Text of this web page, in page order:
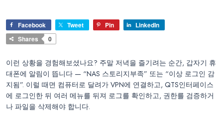
Facebook Tweet Pin
LinkedIn
Shares
0
이런 상황을 경험해보셨나요? 주말 저녁을 즐기려는 순간, 갑자기 휴
대폰에 알림이 뜹니다 — “NAS 스토리지부족” 또는 “이상 로그인 감
지됨”. 이럴 때면 컴퓨터로 달려가 VPN에 연결하고, QTS인터페이스
에 로그인한 뒤 여러 메뉴를 뒤져 로그를 확인하고, 권한를 검증하거
나 파일을 삭제해야 합니다.